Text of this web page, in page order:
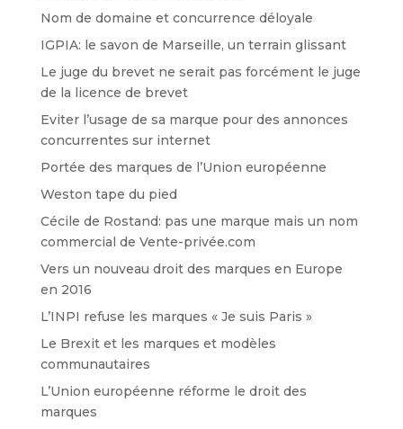
Nom de domaine et concurrence déloyale
IGPIA: le savon de Marseille, un terrain glissant
Le juge du brevet ne serait pas forcément le juge
de la licence de brevet
Eviter l’usage de sa marque pour des annonces
concurrentes sur internet
Portée des marques de l’Union européenne
Weston tape du pied
Cécile de Rostand: pas une marque mais un nom
commercial de Vente-privée.com
Vers un nouveau droit des marques en Europe
en 2016
L’INPI refuse les marques « Je suis Paris »
Le Brexit et les marques et modèles
communautaires
L’Union européenne réforme le droit des
marques